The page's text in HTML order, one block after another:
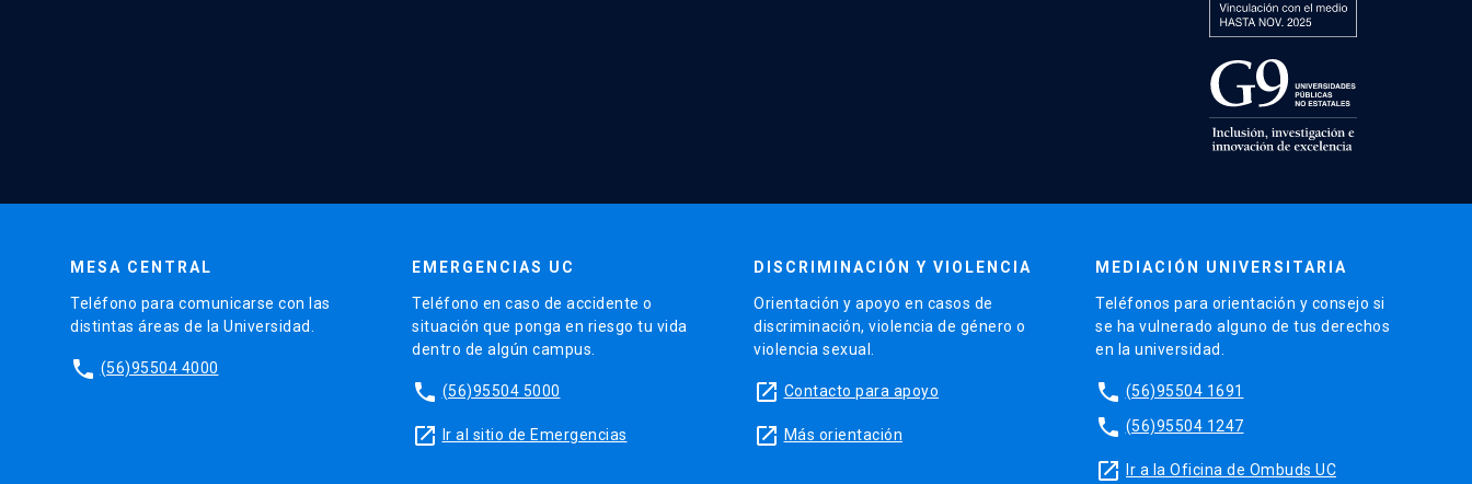
MESA CENTRAL
Teléfono para comunicarse con las
distintas áreas de la Universidad.
phone (56)95504 4000
EMERGENCIAS UC
Teléfono en caso de accidente o
situación que ponga en riesgo tu vida
dentro de algún campus.
phone (56)95504 5000
launch Ir al sitio de Emergencias
DISCRIMINACIÓN Y VIOLENCIA
Orientación y apoyo en casos de
discriminación, violencia de género o
violencia sexual.
launch Contacto para apoyo
launch Más orientación
MEDIACIÓN UNIVERSITARIA
Teléfonos para orientación y consejo si
se ha vulnerado alguno de tus derechos
en la universidad.
phone (56)95504 1691
phone (56)95504 1247
launch Ir a la Oficina de Ombuds UC